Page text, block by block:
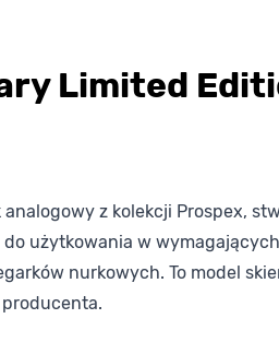
Limited
z kolekcji Prospex,
użytkowania w
nurkowych. To model